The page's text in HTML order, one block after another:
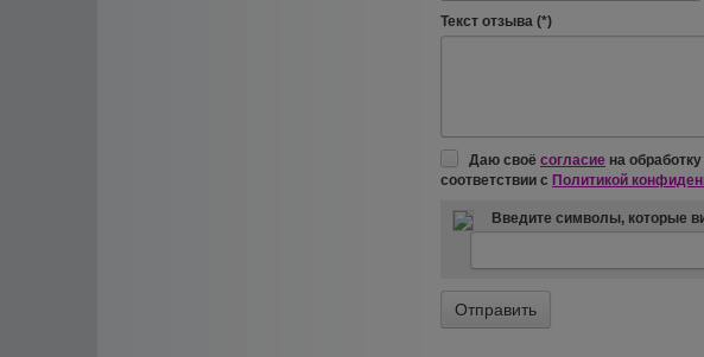
Текст отзыва (*)
Даю своё согласие на
соответствии с Политикой
Введите символы, которые